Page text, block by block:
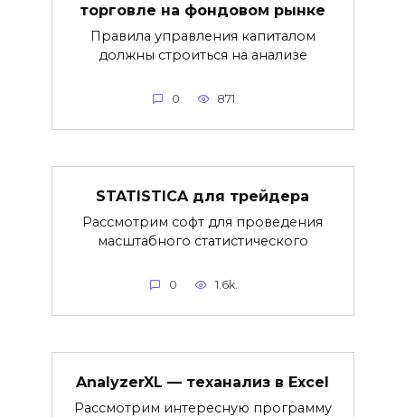
торговле на фондовом рынке
Правила управления капиталом
должны строиться на анализе
0 871
STATISTICA для трейдера
Рассмотрим софт для проведения
масштабного статистического
0 1.6k.
AnalyzerXL — теханализ в Excel
Рассмотрим интересную программу